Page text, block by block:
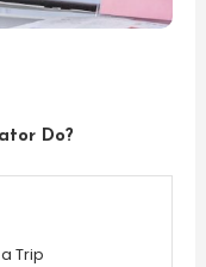
Do?
Trip